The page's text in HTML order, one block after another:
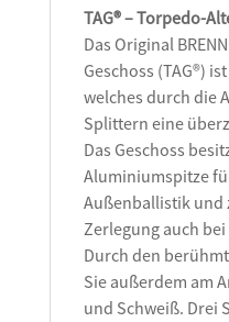
TAG® – Torpedo-
Das Original
Geschoss (TAG®)
welches durch die
Splittern eine
Das Geschoss
Aluminiumspitze
Außenballistik und
Zerlegung auch
Durch den
Sie außerdem am
und Schweiß. Drei